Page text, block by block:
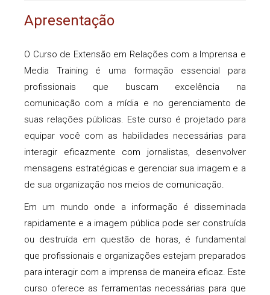
Apresentação
O Curso de Extensão em Relações com a Imprensa e
Media Training é uma formação essencial para
profissionais que buscam excelência na
comunicação com a mídia e no gerenciamento de
suas relações públicas. Este curso é projetado para
equipar você com as habilidades necessárias para
interagir eficazmente com jornalistas, desenvolver
mensagens estratégicas e gerenciar sua imagem e a
de sua organização nos meios de comunicação.
Em um mundo onde a informação é disseminada
rapidamente e a imagem pública pode ser construída
ou destruída em questão de horas, é fundamental
que profissionais e organizações estejam preparados
para interagir com a imprensa de maneira eficaz. Este
curso oferece as ferramentas necessárias para que